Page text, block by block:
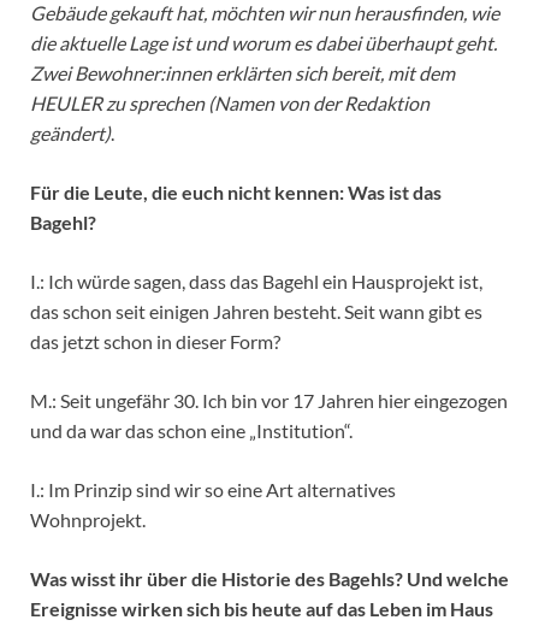
Gebäude gekauft hat, möchten wir nun herausfinden, wie
die aktuelle Lage ist und worum es dabei überhaupt geht.
Zwei Bewohner:innen erklärten sich bereit, mit dem
HEULER zu sprechen (Namen von der Redaktion
geändert).
Für die Leute, die euch nicht kennen: Was ist das
Bagehl?
I.: Ich würde sagen, dass das Bagehl ein Hausprojekt ist,
das schon seit einigen Jahren besteht. Seit wann gibt es
das jetzt schon in dieser Form?
M.: Seit ungefähr 30. Ich bin vor 17 Jahren hier eingezogen
und da war das schon eine „Institution“.
I.: Im Prinzip sind wir so eine Art alternatives
Wohnprojekt.
Was wisst ihr über die Historie des Bagehls? Und welche
Ereignisse wirken sich bis heute auf das Leben im Haus